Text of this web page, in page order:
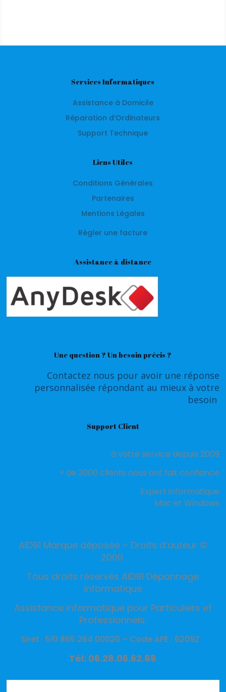
Services Informatiques
Assistance à Domicile
Réparation d’Ordinateurs
Support Technique
Liens Utiles
Conditions Générales
Partenaires
Mentions Légales
Règler une facture
Assistance à distance
Une question ? Un besoin précis ?
Contactez nous pour avoir une réponse
personnalisée répondant au mieux à votre
besoin
Support Client
à votre service depuis 2009
+ de 3000 clients nous ont fait confiance
Expert informatique
Mac et Windows
AID91 Marque déposée – Droits d’auteur ©
2009.
Tous droits réservés AID91 Dépannage
informatique
Assistance informatique pour Particuliers et
Professionnels.
Siret : 510 865 264 00020 – Code APE : 6209Z
Tél: 06.28.06.62.88